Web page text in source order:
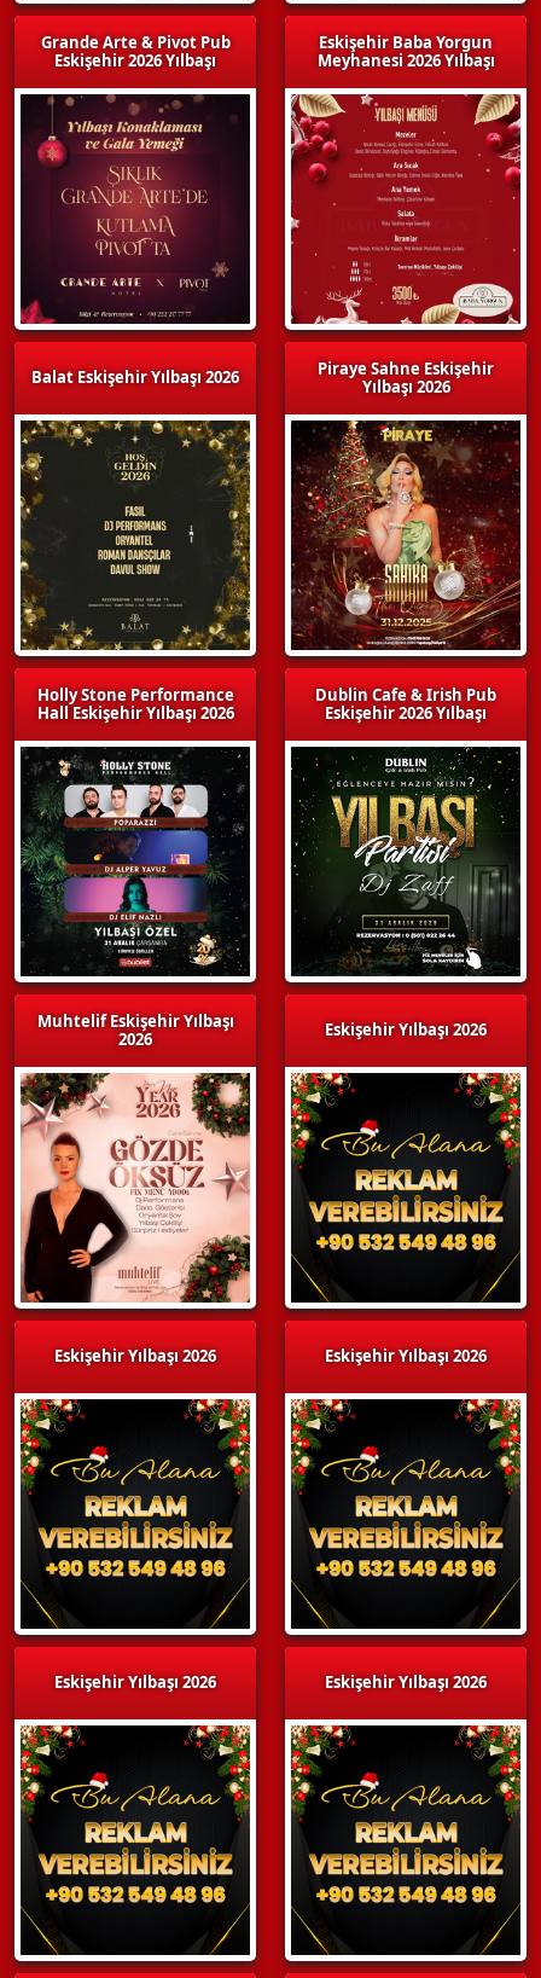
Grande Arte & Pivot Pub
Eskişehir 2026 Yılbaşı
Balat Eskişehir Yılbaşı 2026
Holly Stone Performance
Hall Eskişehir Yılbaşı 2026
Muhtelif Eskişehir Yılbaşı
2026
Eskişehir Yılbaşı 2026
Eskişehir Yılbaşı 2026
Eskişehir Baba Yorgun
Meyhanesi 2026 Yılbaşı
Piraye Sahne Eskişehir
Yılbaşı 2026
Dublin Cafe & Irish Pub
Eskişehir 2026 Yılbaşı
Eskişehir Yılbaşı 2026
Eskişehir Yılbaşı 2026
Eskişehir Yılbaşı 2026